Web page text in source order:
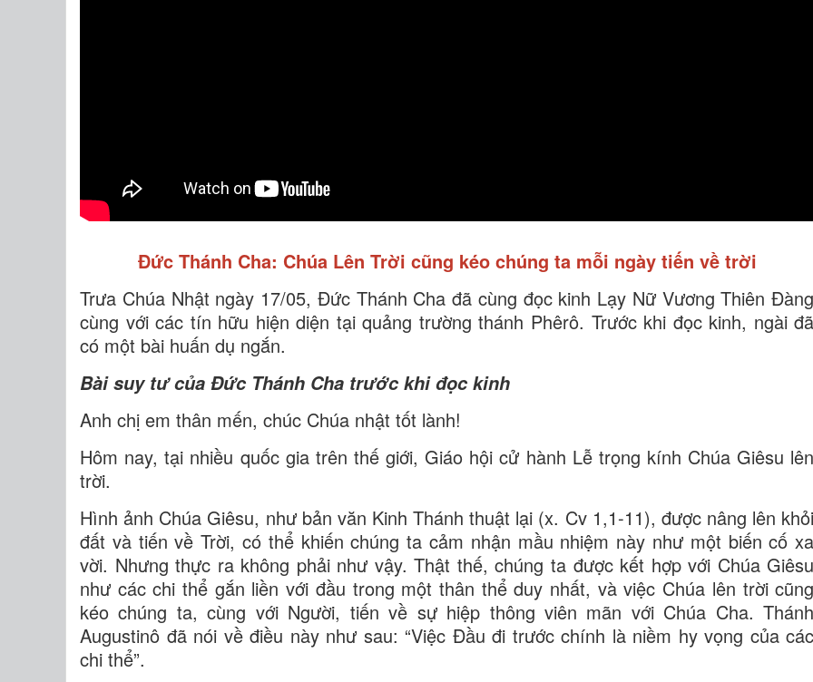
Đức Thánh Cha: Chúa Lên Trời cũng kéo chúng ta mỗi ngày tiến về trời
Trưa Chúa Nhật ngày 17/05, Đức Thánh Cha đã cùng đọc kinh Lạy Nữ Vương Thiên Đàng
cùng với các tín hữu hiện diện tại quảng trường thánh Phêrô. Trước khi đọc kinh, ngài đã
có một bài huấn dụ ngắn.
Bài suy tư của Đức Thánh Cha trước khi đọc kinh
Anh chị em thân mến, chúc Chúa nhật tốt lành!
Hôm nay, tại nhiều quốc gia trên thế giới, Giáo hội cử hành Lễ trọng kính Chúa Giêsu lên
trời.
Hình ảnh Chúa Giêsu, như bản văn Kinh Thánh thuật lại (x. Cv 1,1-11), được nâng lên khỏi
đất và tiến về Trời, có thể khiến chúng ta cảm nhận mầu nhiệm này như một biến cố xa
vời. Nhưng thực ra không phải như vậy. Thật thế, chúng ta được kết hợp với Chúa Giêsu
như các chi thể gắn liền với đầu trong một thân thể duy nhất, và việc Chúa lên trời cũng
kéo chúng ta, cùng với Người, tiến về sự hiệp thông viên mãn với Chúa Cha. Thánh
Augustinô đã nói về điều này như sau: “Việc Đầu đi trước chính là niềm hy vọng của các
chi thể”.